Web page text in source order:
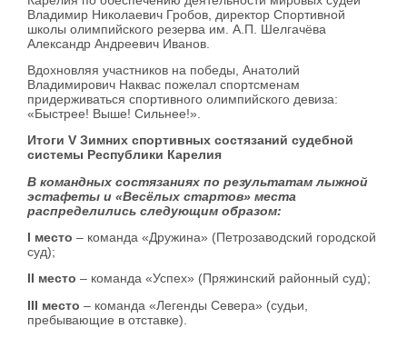
Владимир Николаевич Гробов, директор Спортивной
школы олимпийского резерва им. А.П. Шелгачёва
Александр Андреевич Иванов.
Вдохновляя участников на победы, Анатолий
Владимирович Наквас пожелал спортсменам
придерживаться спортивного олимпийского девиза:
«Быстрее! Выше! Сильнее!».
Итоги V Зимних спортивных состязаний судебной
системы Республики Карелия
В командных состязаниях по результатам лыжной
эстафеты и «Весёлых стартов» места
распределились следующим образом:
I место – команда «Дружина» (Петрозаводский городской
суд);
II место – команда «Успех» (Пряжинский районный суд);
III место – команда «Легенды Севера» (судьи,
пребывающие в отставке).